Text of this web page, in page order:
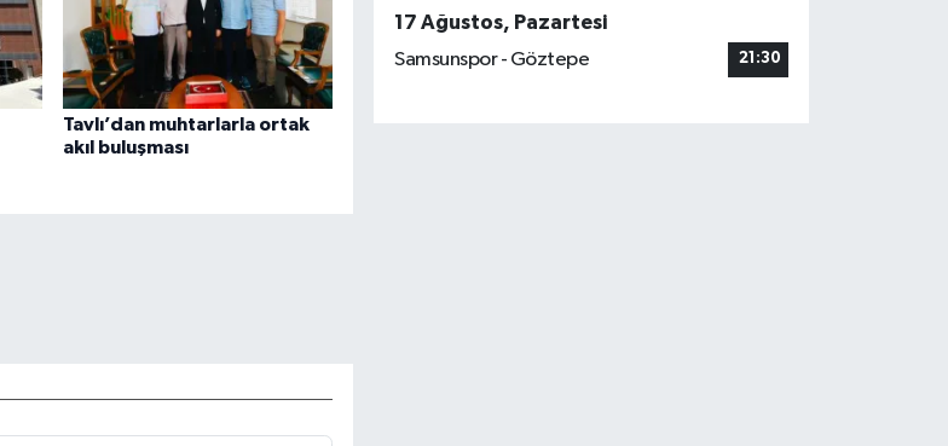
Tavlı’dan muhtarlarla ortak
akıl buluşması
17 Ağustos, Pazartesi
Samsunspor - Göztepe
21:30